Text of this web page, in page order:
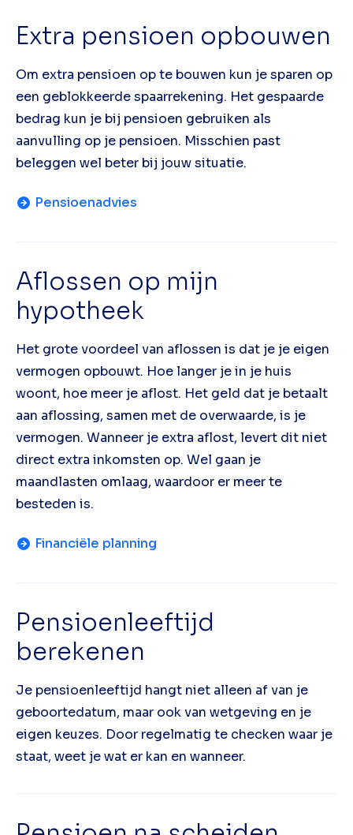
Extra pensioen opbouwen
Om extra pensioen op te bouwen kun je sparen op
een geblokkeerde spaarrekening. Het gespaarde
bedrag kun je bij pensioen gebruiken als
aanvulling op je pensioen. Misschien past
beleggen wel beter bij jouw situatie.
Pensioenadvies
Aflossen op mijn
hypotheek
Het grote voordeel van aflossen is dat je je eigen
vermogen opbouwt. Hoe langer je in je huis
woont, hoe meer je aflost. Het geld dat je betaalt
aan aflossing, samen met de overwaarde, is je
vermogen. Wanneer je extra aflost, levert dit niet
direct extra inkomsten op. Wel gaan je
maandlasten omlaag, waardoor er meer te
besteden is.
Financiële planning
Pensioenleeftijd
berekenen
Je pensioenleeftijd hangt niet alleen af van je
geboortedatum, maar ook van wetgeving en je
eigen keuzes. Door regelmatig te checken waar je
staat, weet je wat er kan en wanneer.